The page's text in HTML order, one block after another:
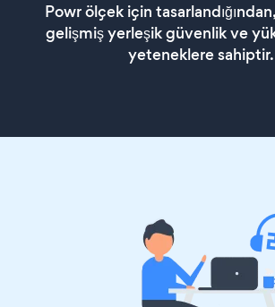
Powr ölçek için
gelişmiş yerleşik güvenlik ve
yeteneklere sahiptir.